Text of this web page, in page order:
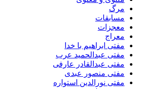
مرگ
مسابقات
معجزات
معراج
مفتی ابراهیم با خدا
مفتی عبدالحمید عرب
مفتی عبدالقادر عارفی
مفتی منصور عبدی
مفتی نورالدین استواره